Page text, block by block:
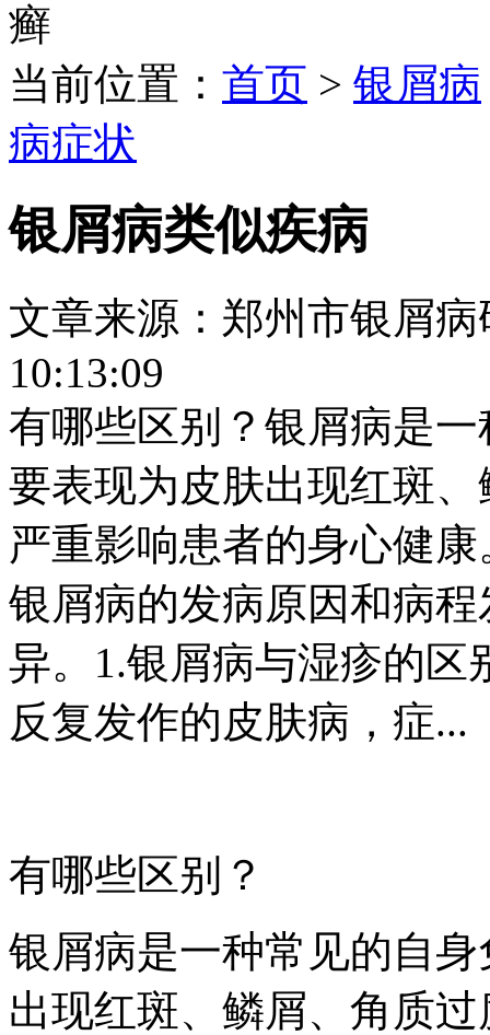
癣
当前位置： 首页 > 银屑病
病症状
银屑病类似疾病
文章来源：郑州市银屑
10:13:09
有哪些区别？银屑病是
要表现为皮肤出现红斑
严重影响患者的身心健
银屑病的发病原因和病
异。1.银屑病与湿疹的区
反复发作的皮肤病，症...
有哪些区别？
银屑病是一种常见的自
出现红斑、鳞屑、角质